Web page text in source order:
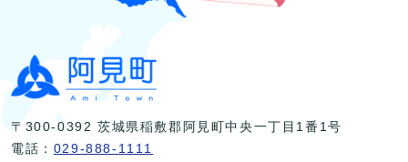
〒300-0392 茨城県稲敷郡阿見町中央一丁目1番1号
電話： 029-888-1111